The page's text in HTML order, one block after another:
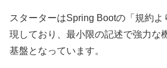
スターターはSpring Bootの「規約
現しており、最小限の記述で強力な
基盤となっています。